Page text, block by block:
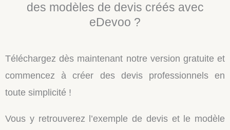
des modèles de devis créés avec
eDevoo ?
Téléchargez dès maintenant notre version gratuite et
commencez à créer des devis professionnels en
toute simplicité !
Vous y retrouverez l’exemple de devis et le modèle